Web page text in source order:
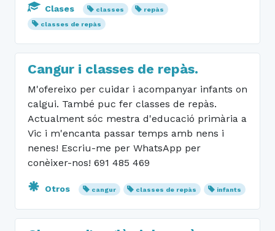
Clases classes
repàs
classes de repàs
Cangur i classes de repàs.
M'ofereixo per cuidar i acompanyar infants on
calgui. També puc fer classes de repàs.
Actualment sóc mestra d'educació primària a
Vic i m'encanta passar temps amb nens i
nenes! Escriu-me per WhatsApp per
conèixer-nos! 691 485 469
Otros cangur classes de repàs infants